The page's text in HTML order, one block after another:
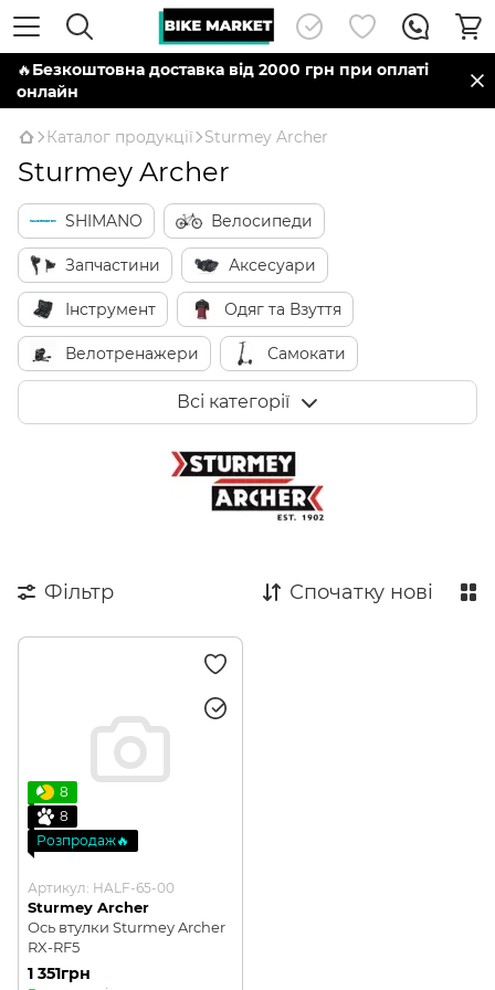
🔥Безкоштовна доставка від 2000 грн при оплаті
онлайн
Каталог продукції Sturmey Archer
Sturmey Archer
SHIMANO Велосипеди
Запчастини Аксесуари
Інструмент Одяг та Взуття
Велотренажери Самокати
Всі категорії
Фільтр Спочатку нові
8
8
Розпродаж🔥
Артикул: HALF-65-00
Sturmey Archer
Ось втулки Sturmey Archer
RX-RF5
1 351грн